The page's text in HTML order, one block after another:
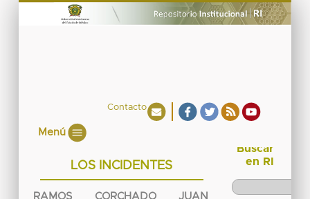
Contacto
Menú
LOS INCIDENTES
RAMOS CORCHADO JUAN
Buscar
en RI